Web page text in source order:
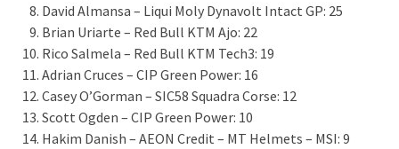
David Almansa – Liqui Moly Dynavolt Intact GP: 25
Brian Uriarte – Red Bull KTM Ajo: 22
Rico Salmela – Red Bull KTM Tech3: 19
Adrian Cruces – CIP Green Power: 16
Casey O’Gorman – SIC58 Squadra Corse: 12
Scott Ogden – CIP Green Power: 10
Hakim Danish – AEON Credit – MT Helmets – MSI: 9